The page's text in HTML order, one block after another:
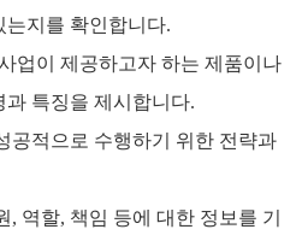
는지를 확인합니다.
업이 제공하고자 하는 제품이나
특징을 제시합니다.
공적으로 수행하기 위한 전략과
역할, 책임 등에 대한 정보를 기